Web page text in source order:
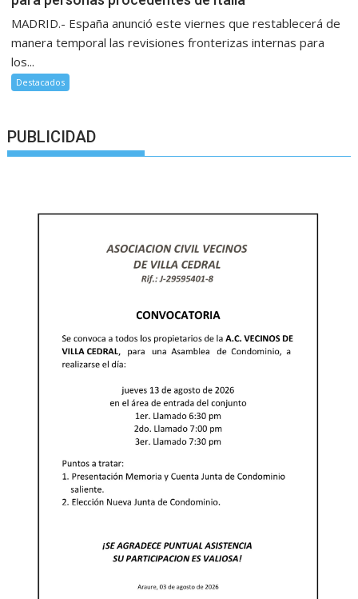
MADRID.- España anunció este viernes que restablecerá de
manera temporal las revisiones fronterizas internas para
los...
Destacados
PUBLICIDAD